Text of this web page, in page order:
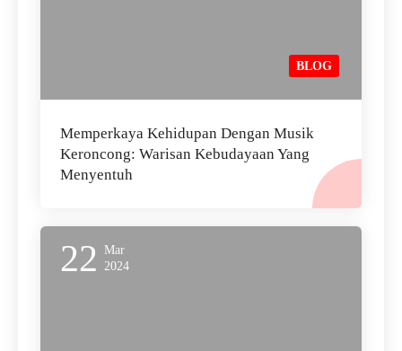
BLOG
Memperkaya Kehidupan Dengan Musik
Keroncong: Warisan Kebudayaan Yang
Menyentuh
22
Mar
2024